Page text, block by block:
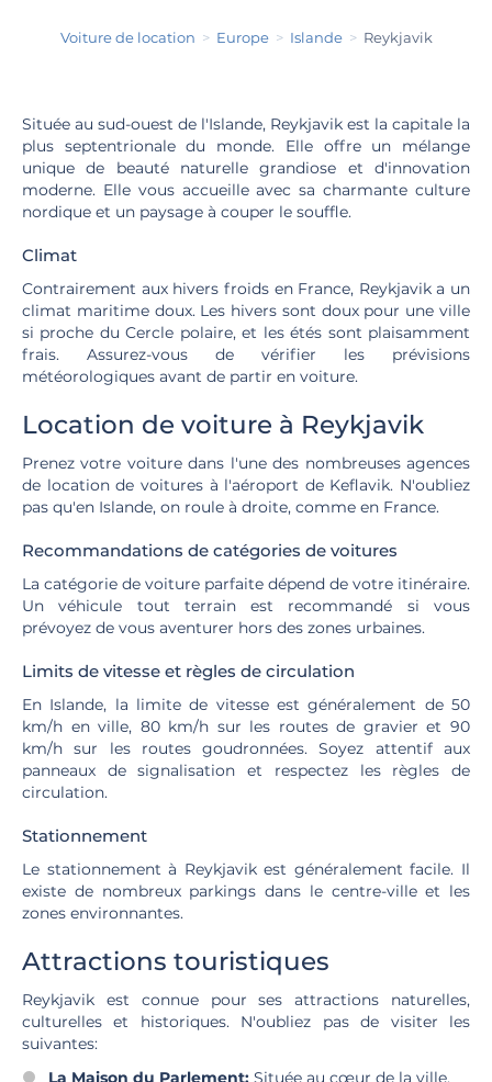
Voiture de location Europe Islande Reykjavik
Située au sud-ouest de l'Islande, Reykjavik est la capitale la
plus septentrionale du monde. Elle offre un mélange
unique de beauté naturelle grandiose et d'innovation
moderne. Elle vous accueille avec sa charmante culture
nordique et un paysage à couper le souffle.
Climat
Contrairement aux hivers froids en France, Reykjavik a un
climat maritime doux. Les hivers sont doux pour une ville
si proche du Cercle polaire, et les étés sont plaisamment
frais. Assurez-vous de vérifier les prévisions
météorologiques avant de partir en voiture.
Location de voiture à Reykjavik
Prenez votre voiture dans l'une des nombreuses agences
de location de voitures à l'aéroport de Keflavik. N'oubliez
pas qu'en Islande, on roule à droite, comme en France.
Recommandations de catégories de voitures
La catégorie de voiture parfaite dépend de votre itinéraire.
Un véhicule tout terrain est recommandé si vous
prévoyez de vous aventurer hors des zones urbaines.
Limits de vitesse et règles de circulation
En Islande, la limite de vitesse est généralement de 50
km/h en ville, 80 km/h sur les routes de gravier et 90
km/h sur les routes goudronnées. Soyez attentif aux
panneaux de signalisation et respectez les règles de
circulation.
Stationnement
Le stationnement à Reykjavik est généralement facile. Il
existe de nombreux parkings dans le centre-ville et les
zones environnantes.
Attractions touristiques
Reykjavik est connue pour ses attractions naturelles,
culturelles et historiques. N'oubliez pas de visiter les
suivantes:
La Maison du Parlement: Située au cœur de la ville,